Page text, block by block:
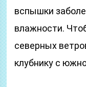
вспышки
влажности.
северных
клубнику с